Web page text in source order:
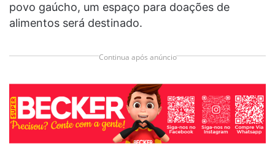
povo gaúcho, um espaço para doações de
alimentos será destinado.
Continua após anúncio